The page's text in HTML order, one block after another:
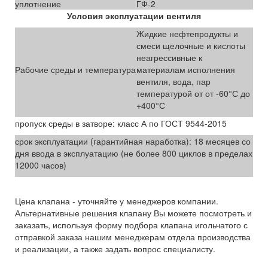
уплотнение
ГФ-2
Условия эксплуатации вентиля
Рабочие среды и температура
Жидкие нефтепродукты и
смеси щелочные и кислоты
неагрессивные к
материалам исполнения
вентиля, вода, пар
температурой от от -60°С до
+400°С
пропуск среды в затворе: класс А по ГОСТ 9544-2015
срок эксплуатации (гарантийная наработка): 18 месяцев со
дня ввода в эксплуатацию (не более 800 циклов в пределах
12000 часов)
Цена клапана - уточняйте у менеджеров компании.
Альтернативные решения клапану Вы можете посмотреть и
заказать, используя форму подбора клапана игольчатого с
отправкой заказа нашим менеджерам отдела производства
и реализации, а также задать вопрос специалисту.